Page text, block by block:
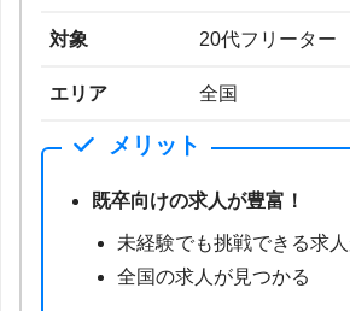
対象 20代フリーター
エリア 全国
メリット
既卒向けの求人が豊富！
未経験でも挑戦できる求
全国の求人が見つかる